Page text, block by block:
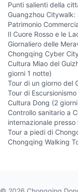
Punti salienti della
Guangzhou
Patrimonio
Il Cuore Rosso e le
Giornaliero delle
Chongqing Cyber
Cultura Miao del
giorni 1 notte)
Tour di un giorno del
Tour di
Cultura Dong (2
Controllo sanitario a
internazionale
Tour a piedi di
Chongqing Walking